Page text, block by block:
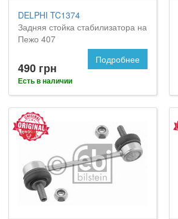
DELPHI TC1374
Задняя стойка стабилизатора на
Пежо 407
490 грн
Есть в наличии
Подробнее